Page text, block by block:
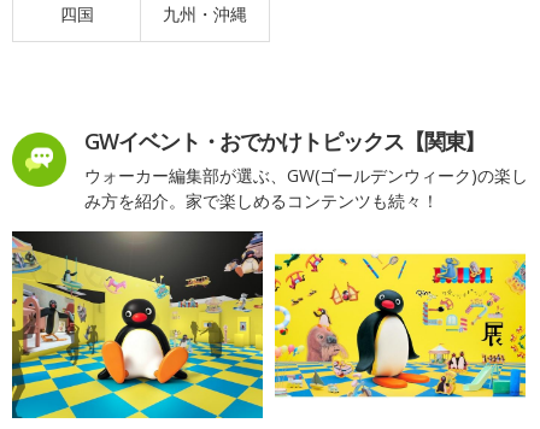
四国 九州・沖縄
GWイベント・おでかけトピックス【関東】
ウォーカー編集部が選ぶ、GW(ゴールデンウィーク)の楽し
み方を紹介。家で楽しめるコンテンツも続々！